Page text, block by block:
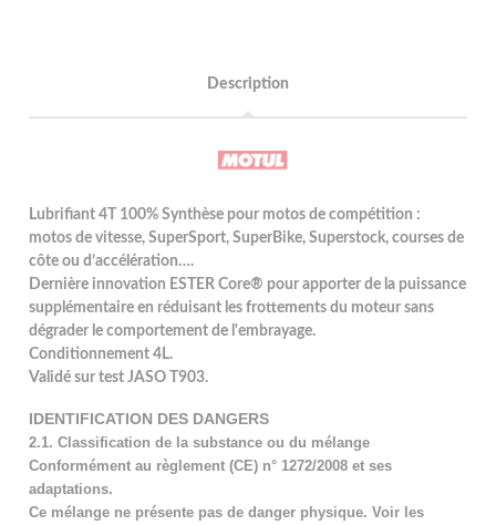
Description
Lubrifiant 4T 100% Synthèse pour motos de compétition :
motos de vitesse, SuperSport, SuperBike, Superstock, courses de
côte ou d’accélération….
Dernière innovation ESTER Core® pour apporter de la puissance
supplémentaire en réduisant les frottements du moteur sans
dégrader le comportement de l'embrayage.
Conditionnement 4L.
Validé sur test JASO T903.
IDENTIFICATION DES DANGERS
2.1. Classification de la substance ou du mélange
Conformément au règlement (CE) n° 1272/2008 et ses
adaptations.
Ce mélange ne présente pas de danger physique. Voir les